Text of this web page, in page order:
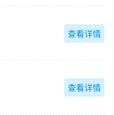
查看详情
查看详情